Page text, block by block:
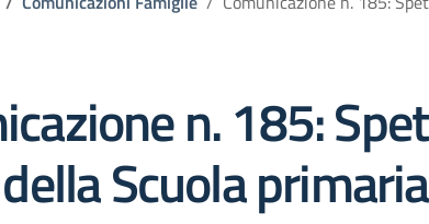
n. 185:
Scuola primaria